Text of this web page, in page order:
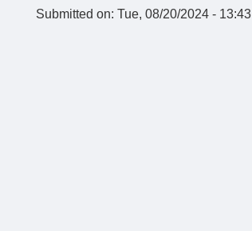
Submitted on: Tue, 08/20/2024 - 13:43